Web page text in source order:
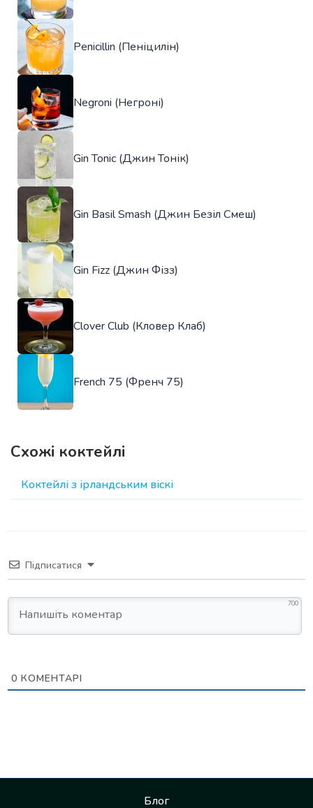
Penicillin (Пеніцилін)
Negroni (Негроні)
Gin Tonic (Джин Тонік)
Gin Basil Smash (Джин Безіл Смеш)
Gin Fizz (Джин Фізз)
Clover Club (Кловер Клаб)
French 75 (Френч 75)
Схожі коктейлі
Коктейлі з ірландським віскі
Підписатися
700
0 КОМЕНТАРІ
Блог